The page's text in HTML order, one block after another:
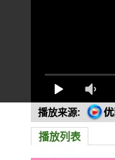
播放来源:
播放列表